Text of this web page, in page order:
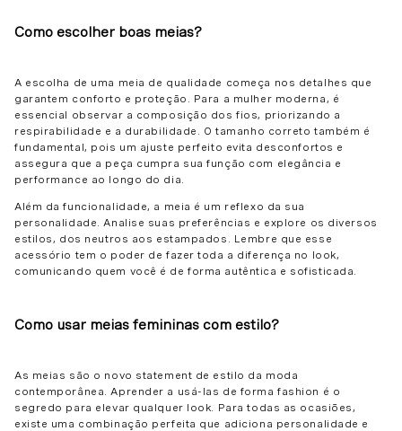
Como escolher boas meias?
A escolha de uma meia de qualidade começa nos detalhes que
garantem conforto e proteção. Para a mulher moderna, é
essencial observar a composição dos fios, priorizando a
respirabilidade e a durabilidade. O tamanho correto também é
fundamental, pois um ajuste perfeito evita desconfortos e
assegura que a peça cumpra sua função com elegância e
performance ao longo do dia.
Além da funcionalidade, a meia é um reflexo da sua
personalidade. Analise suas preferências e explore os diversos
estilos, dos neutros aos estampados. Lembre que esse
acessório tem o poder de fazer toda a diferença no look,
comunicando quem você é de forma autêntica e sofisticada.
Como usar meias femininas com estilo?
As meias são o novo statement de estilo da moda
contemporânea. Aprender a usá-las de forma fashion é o
segredo para elevar qualquer look. Para todas as ocasiões,
existe uma combinação perfeita que adiciona personalidade e